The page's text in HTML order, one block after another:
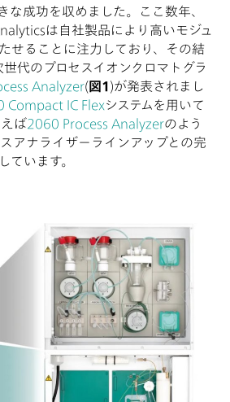
な成功を収めました。ここ数年、
は自社製品により高いモジュ
せることに注力しており、その結
代のプロセスイオンクロマトグラ
Analyzer(図1)が発表されまし
Compact IC Flexシステムを用いて
ば2060 Process Analyzerのよう
アナライザーラインアップとの完
ています。